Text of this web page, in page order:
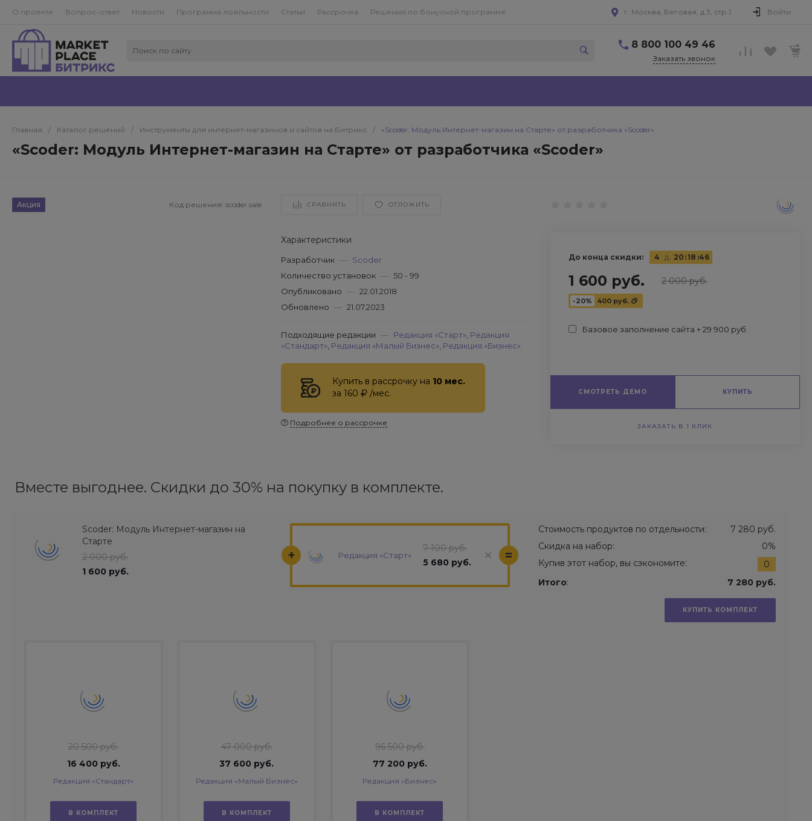
О проекте Вопрос-ответ Новости Программа лояльности Статьи Рассрочка Решения по бонусной программе г. Москва, Беговая, д.3, стр.1 Войти
8 800 100 49 46
Заказать звонок
Главная / Каталог решений / Инструменты для интернет-магазинов и сайтов на Битрикс / «Scoder: Модуль Интернет-магазин на Старте» от разработчика «Scoder»
«Scoder: Модуль Интернет-магазин на Старте» от разработчика «Scoder»
Акция Код решения:scoder.sale СРАВНИТЬ ОТЛОЖИТЬ
Характеристики
Разработчик — Scoder
Количество установок — 50 - 99
Опубликовано — 22.01.2018
Обновлено — 21.07.2023
Подходящие редакции — Редакция «Старт» Редакция
«Стандарт» Редакция «Малый Бизнес» Редакция «Бизнес»
Купить в рассрочку на 10 мес.
за 160
/мес.
Подробнее о рассрочке
До конца скидки: 4 д. 20 :18 :45
1 600 руб. 2 000 руб.
-20% 400 руб.
Базовое заполнение сайта + 29 900 руб.
СМОТРЕТЬ ДЕМО КУПИТЬ
ЗАКАЗАТЬ В 1 КЛИК
Вместе выгоднее. Скидки до 30% на покупку в комплекте.
Scoder: Модуль Интернет-магазин на
Старте
2 000 руб.
1 600 руб.
Редакция «Старт»
7 100 руб.
5 680 руб.
+ =
Стоимость продуктов по отдельности:
7 280 руб.
Скидка на набор:
0%
Купив этот набор, вы сэкономите:
0
Итого: 7 280 руб.
КУПИТЬ КОМПЛЕКТ
20 500 руб.
16 400 руб.
Редакция «Стандарт»
В КОМПЛЕКТ
47 000 руб.
37 600 руб.
Редакция «Малый Бизнес»
В КОМПЛЕКТ
96 500 руб.
77 200 руб.
Редакция «Бизнес»
В КОМПЛЕКТ